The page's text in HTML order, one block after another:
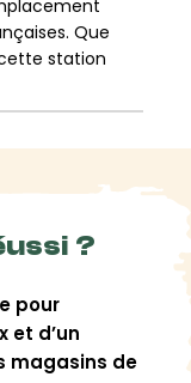
Que
station
sur 265 km
à 750 mètres
stations du
trouverez
des pistes
rouges plus
?
pour
et d’un
magasins de